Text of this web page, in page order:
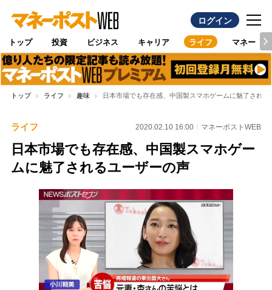
ログイン
トップ 投資 ビジネス キャリア ライフ マネー
トップ ライフ 趣味 日本市場でも存在感、中国製スマホゲームに魅了される
ライフ 2020.02.10 16:00 マネーポストWEB
日本市場でも存在感、中国製スマホゲー
ムに魅了されるユーザーの声